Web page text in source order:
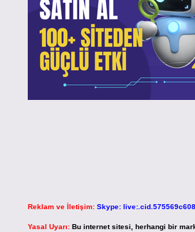
Reklam ve İletişim: Skype:
Yasal Uyarı: Bu internet sitesi, herhangi bir